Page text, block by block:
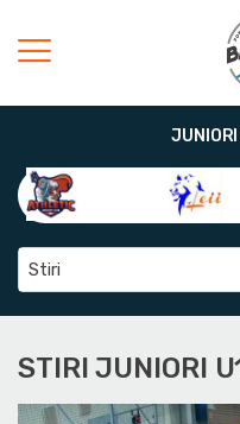
Stiri
STIRI JUNIORI